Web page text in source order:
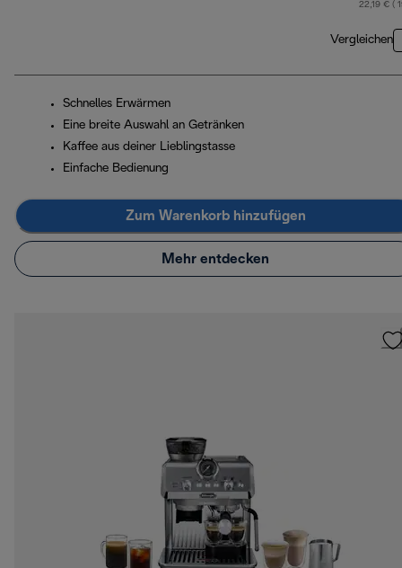
22,19 € (
Vergleichen
Schnelles Erwärmen
Eine breite Auswahl an Getränken
Kaffee aus deiner Lieblingstasse
Einfache Bedienung
Zum Warenkorb hinzufügen
Mehr entdecken